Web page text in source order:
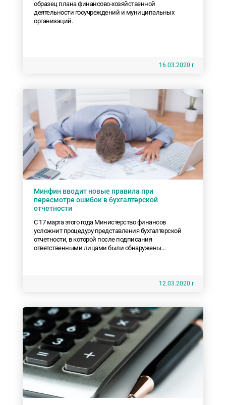
образец плана финансово-хозяйственной
деятельности госучреждений и муниципальных
организаций.
16.03.2020 г.
Минфин вводит новые правила при
пересмотре ошибок в бухгалтерской
отчетности
С 17 марта этого года Министерство финансов
усложнит процедуру представления бухгалтерской
отчетности, в которой после подписания
ответственными лицами были обнаружены
12.03.2020 г.